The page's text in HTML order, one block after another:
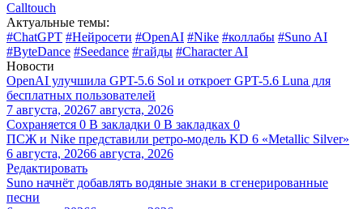
Calltouch
Актуальные темы:
#ChatGPT #Нейросети #OpenAI #Nike #коллабы #Suno AI
#ByteDance #Seedance #гайды #Character AI
Новости
OpenAI улучшила GPT-5.6 Sol и откроет GPT-5.6 Luna для
бесплатных пользователей
7 августа, 20267 августа, 2026
Сохраняется 0 В закладки 0 В закладках 0
ПСЖ и Nike представили ретро-модель KD 6 «Metallic Silver»
6 августа, 20266 августа, 2026
Редактировать
Suno начнёт добавлять водяные знаки в сгенерированные
песни